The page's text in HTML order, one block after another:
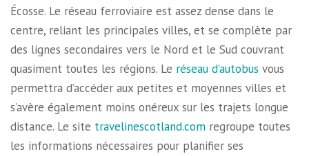
Écosse. Le réseau ferroviaire est assez dense dans le
centre, reliant les principales villes, et se complète par
des lignes secondaires vers le Nord et le Sud couvrant
quasiment toutes les régions. Le réseau d’autobus vous
permettra d’accéder aux petites et moyennes villes et
s’avère également moins onéreux sur les trajets longue
distance. Le site travelinescotland.com regroupe toutes
les informations nécessaires pour planifier ses